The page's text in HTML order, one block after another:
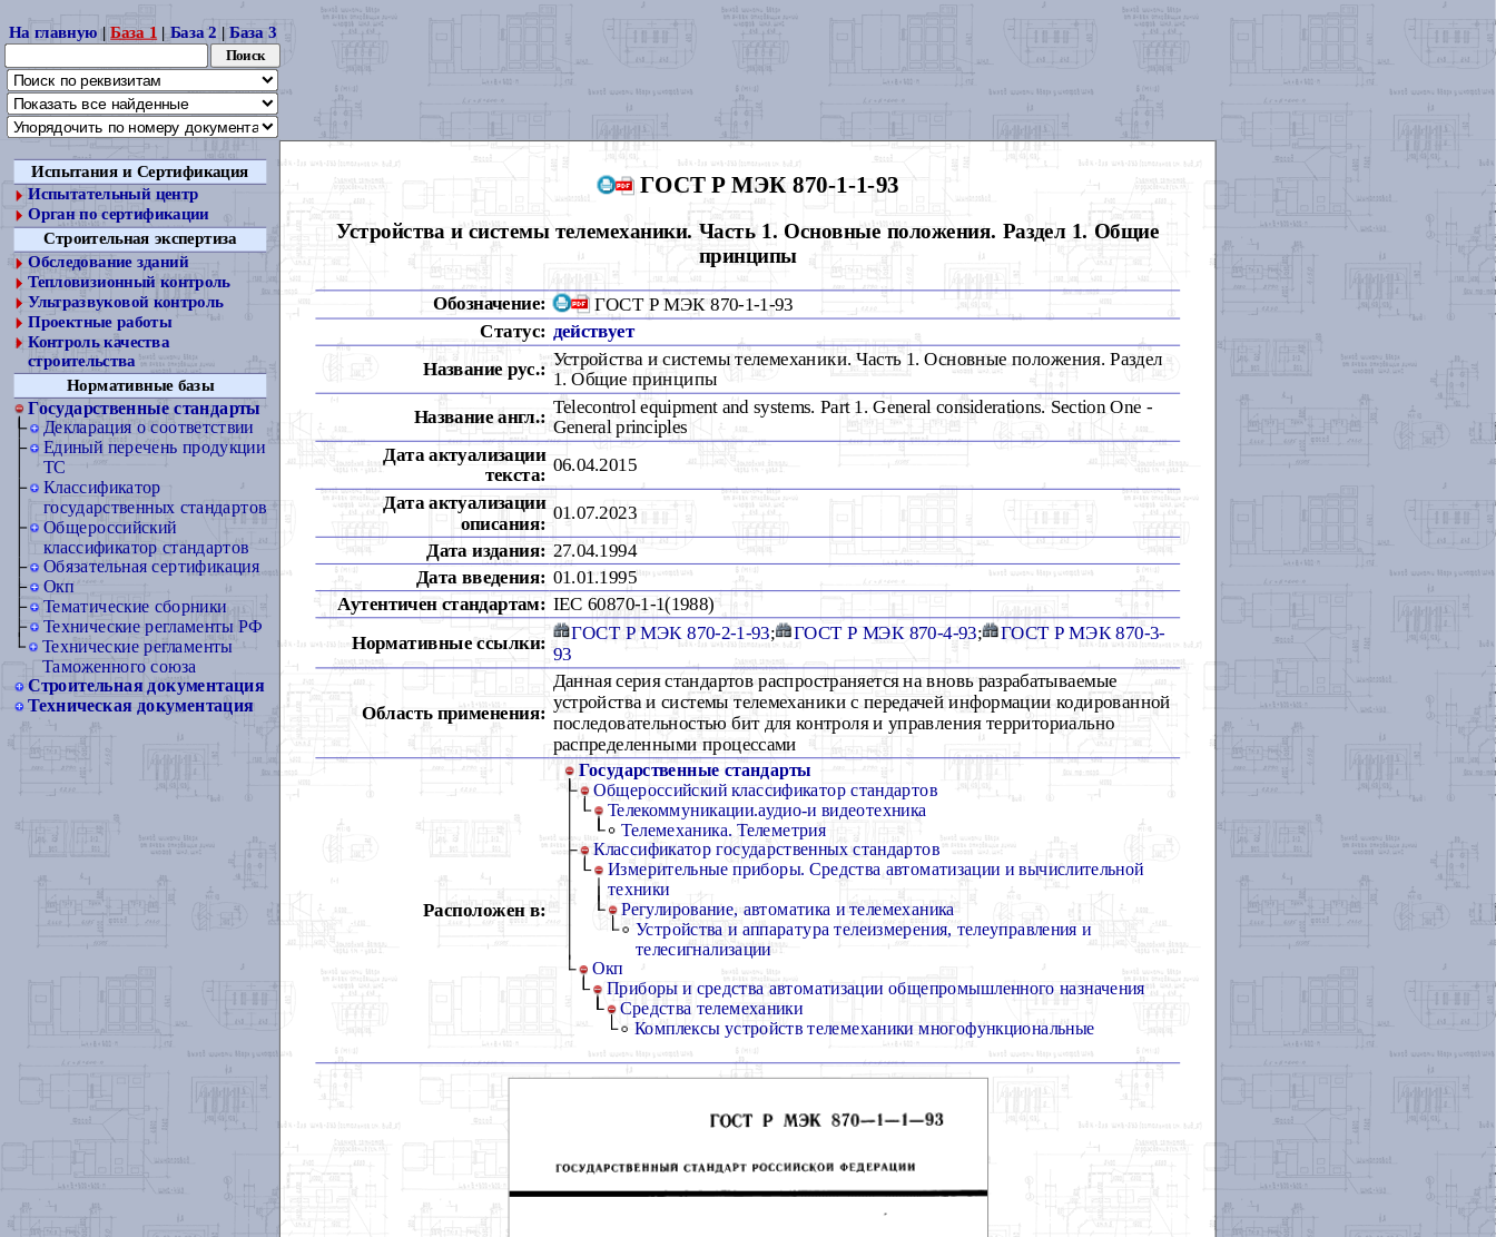
На главную |База 1 | База 2 |База 3
Испытания и Сертификация
Испытательный центр
Орган по сертификации
Строительная экспертиза
Обследование зданий
Тепловизионный контроль
Ультразвуковой контроль
Проектные работы
Контроль качества
строительства
Нормативные базы
Государственные стандарты
Декларация о соответствии
Единый перечень продукции
ТС
Классификатор
государственных стандартов
Общероссийский
классификатор стандартов
Обязательная сертификация
Окп
Тематические сборники
Технические регламенты РФ
Технические регламенты
Таможенного союза
Строительная документация
Техническая документация
ГОСТ Р МЭК 870-1-1-93
Устройства и системы телемеханики. Часть 1. Основные положения. Раздел 1. Общие
принципы
Обозначение:
ГОСТ Р МЭК 870-1-1-93
Статус: действует
Название рус.:
Устройства и системы телемеханики. Часть 1. Основные положения. Раздел
1. Общие принципы
Название англ.:
Telecontrol equipment and systems. Part 1. General considerations. Section One -
General prinсiples
Дата актуализации
текста:
06.04.2015
Дата актуализации
описания:
01.07.2023
Дата издания: 27.04.1994
Дата введения: 01.01.1995
Аутентичен стандартам: IEC 60870-1-1(1988)
Нормативные ссылки:
ГОСТ Р МЭК 870-2-1-93; ГОСТ Р МЭК 870-4-93;
ГОСТ Р МЭК 870-3-
93
Область применения:
Данная серия стандартов распространяется на вновь разрабатываемые
устройства и системы телемеханики с передачей информации кодированной
последовательностью бит для контроля и управления территориально
распределенными процессами
Расположен в:
Государственные стандарты
Общероссийский классификатор стандартов
Телекоммуникации.аудио-и видеотехника
Телемеханика. Телеметрия
Классификатор государственных стандартов
Измерительные приборы. Средства автоматизации и вычислительной
техники
Регулирование, автоматика и телемеханика
Устройства и аппаратура телеизмерения, телеуправления и
телесигнализации
Окп
Приборы и средства автоматизации общепромышленного назначения
Средства телемеханики
Комплексы устройств телемеханики многофункциональные